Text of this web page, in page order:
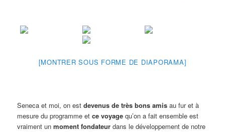
[MONTRER SOUS FORME DE DIAPORAMA]
Seneca et moi, on estdevenus de très bons amis au fur et à
mesure du programme etce voyage qu’on a fait ensemble est
vraiment unmoment fondateur dans le développement de notre